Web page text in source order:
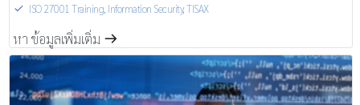
S ISO 27001 Training, Information Security, TISAX
หา ข้อมูลเพิ่มเติ่ม m